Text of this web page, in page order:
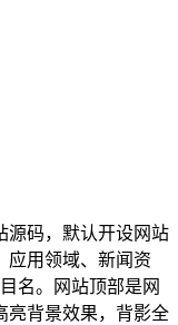
源码，默认开设网站
应用领域、新闻资
名。网站顶部是网
亮背景效果，背影全